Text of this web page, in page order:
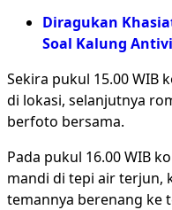
Diragukan
Soal Kalung
Sekira pukul 15.00 WIB
di lokasi, selanjutnya
berfoto bersama.
Pada pukul 16.00 WIB
mandi di tepi air terjun,
temannya berenang ke